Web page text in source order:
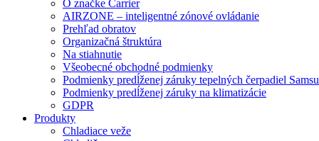
O značke Carrier
AIRZONE – inteligentné zónové ovládanie
Prehľad obratov
Organizačná štruktúra
Na stiahnutie
Všeobecné obchodné podmienky
Podmienky predĺženej záruky tepelných čerpadiel
Podmienky predĺženej záruky na klimatizácie
GDPR
Produkty
Chladiace veže